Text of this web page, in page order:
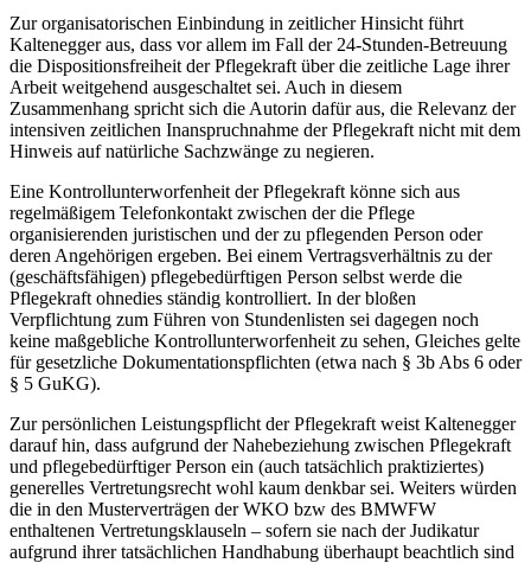
Zur organisatorischen Einbindung in zeitlicher Hinsicht führt
Kalteneggeraus, dass vor allem im Fall der 24-Stunden-Betreuung
die Dispositionsfreiheit der Pflegekraft über die zeitliche Lage ihrer
Arbeit weitgehend ausgeschaltet sei. Auch in diesem
Zusammenhang spricht sich die Autorin dafür aus, die Relevanz der
intensiven zeitlichen Inanspruchnahme der Pflegekraft nicht mit dem
Hinweis auf natürliche Sachzwänge zu negieren.
Eine Kontrollunterworfenheit der Pflegekraft könne sich aus
regelmäßigem Telefonkontakt zwischen der die Pflege
organisierenden juristischen und der zu pflegenden Person oder
deren Angehörigen ergeben. Bei einem Vertragsverhältnis zu der
(geschäftsfähigen) pflegebedürftigen Person selbst werde die
Pflegekraft ohnedies ständig kontrolliert. In der bloßen
Verpflichtung zum Führen von Stundenlisten sei dagegen noch
keine maßgebliche Kontrollunterworfenheit zu sehen, Gleiches gelte
für gesetzliche Dokumentationspflichten (etwa nach § 3b Abs 6 oder
§ 5 GuKG).
Zur persönlichen Leistungspflicht der Pflegekraft weist Kaltenegger
darauf hin, dass aufgrund der Nahebeziehung zwischen Pflegekraft
und pflegebedürftiger Person ein (auch tatsächlich praktiziertes)
generelles Vertretungsrecht wohl kaum denkbar sei. Weiters würden
die in den Musterverträgen der WKO bzw des BMWFW
enthaltenen Vertretungsklauseln – sofern sie nach der Judikatur
aufgrund ihrer tatsächlichen Handhabung überhaupt beachtlich sind